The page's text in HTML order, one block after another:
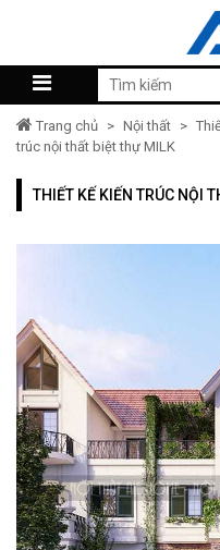
Trang chủ > Nội thất >
trúc nội thất biệt thự MILK
THIẾT KẾ KIẾN TRÚC NỘI